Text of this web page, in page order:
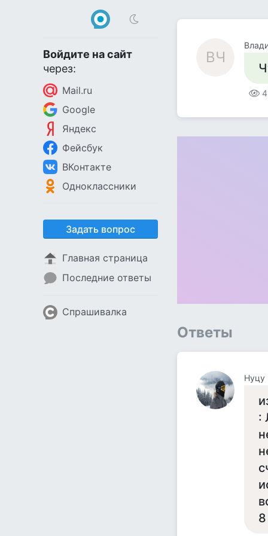
Войдите на сайт
через:
Mail.ru
Google
Яндекс
Фейсбук
ВКонтакте
Одноклассники
Задать вопрос
Главная страница
Последние ответы
Спрашивалка
ВЧ
Ответы
Нуцу
: